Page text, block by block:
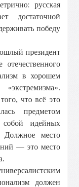
русская
достаточной
победу
президент
в хорошем
что всё это
предметом
идейных
место
— это место
должен